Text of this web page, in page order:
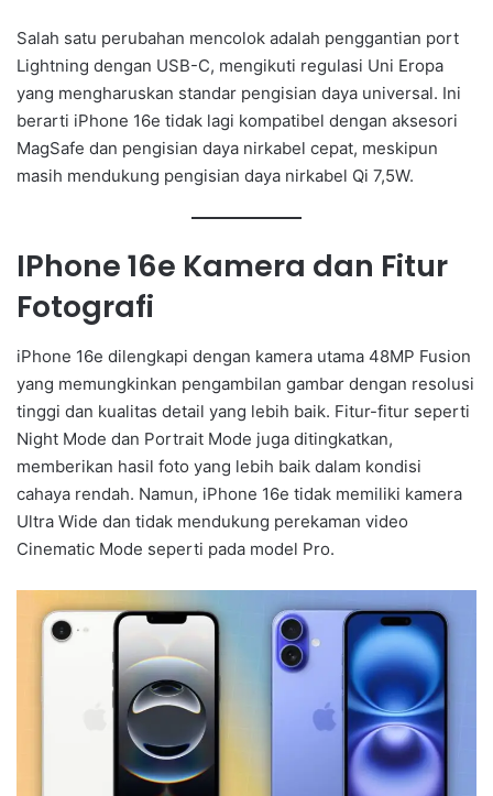
Salah satu perubahan mencolok adalah penggantian port
Lightning dengan USB-C, mengikuti regulasi Uni Eropa
yang mengharuskan standar pengisian daya universal. Ini
berarti iPhone 16e tidak lagi kompatibel dengan aksesori
MagSafe dan pengisian daya nirkabel cepat, meskipun
masih mendukung pengisian daya nirkabel Qi 7,5W.
IPhone 16e Kamera dan Fitur
Fotografi
iPhone 16e dilengkapi dengan kamera utama 48MP Fusion
yang memungkinkan pengambilan gambar dengan resolusi
tinggi dan kualitas detail yang lebih baik. Fitur-fitur seperti
Night Mode dan Portrait Mode juga ditingkatkan,
memberikan hasil foto yang lebih baik dalam kondisi
cahaya rendah. Namun, iPhone 16e tidak memiliki kamera
Ultra Wide dan tidak mendukung perekaman video
Cinematic Mode seperti pada model Pro.